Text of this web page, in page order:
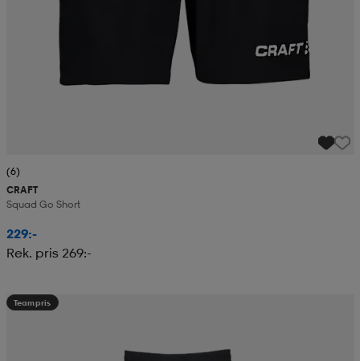
(6)
CRAFT
Squad Go Short
229:-
Rek. pris 269:-
Teampris